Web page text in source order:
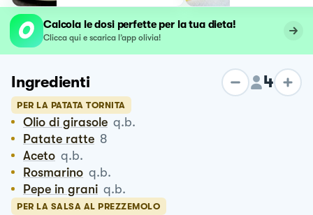
Calcola le dosi perfette per la tua dieta!
Clicca qui e scarica l’app olivia!
Ingredienti 4
PER LA PATATA TORNITA
Olio di girasole q.b.
Patate ratte 8
Aceto q.b.
Rosmarino q.b.
Pepe in grani q.b.
PER LA SALSA AL PREZZEMOLO